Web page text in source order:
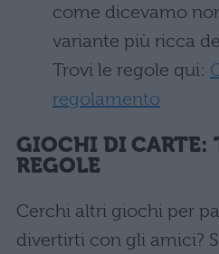
come dicevamo
variante più ricca
Trovi le regole qui:
regolamento
GIOCHI DI CARTE:
REGOLE
Cerchi altri giochi per
divertirti con gli amici?